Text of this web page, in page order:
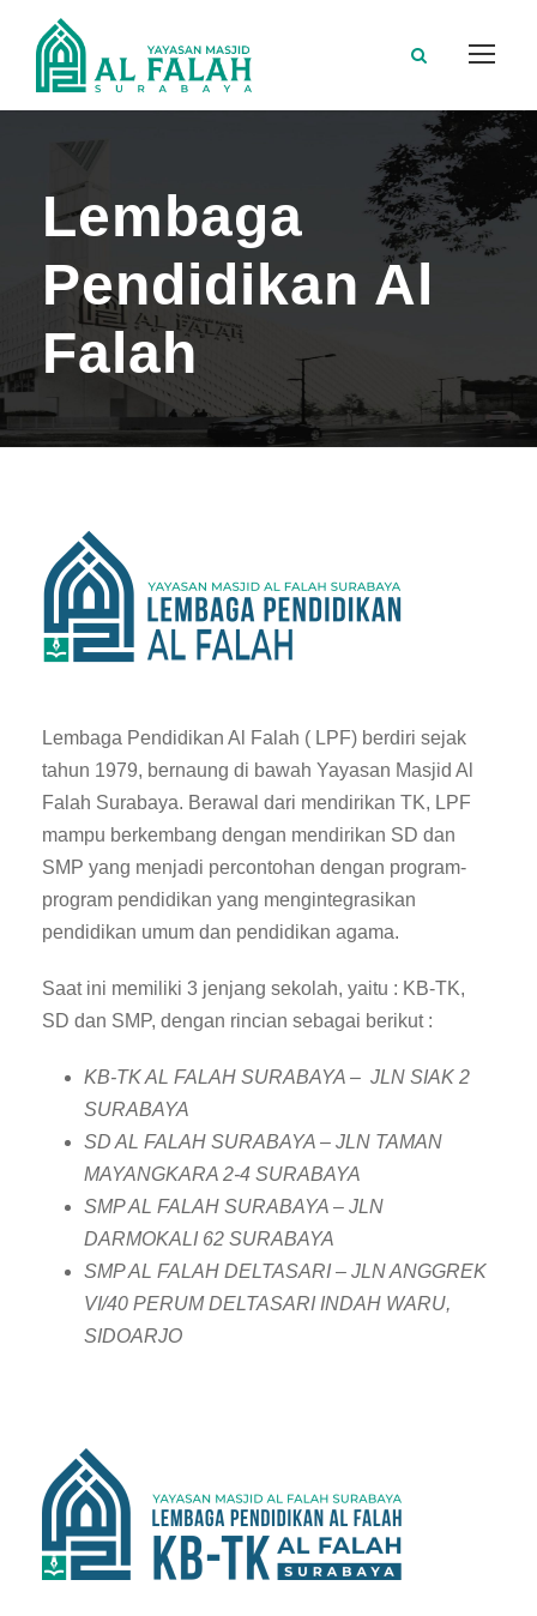
Lembaga
Pendidikan Al
Falah
Lembaga Pendidikan Al Falah ( LPF) berdiri sejak
tahun 1979, bernaung di bawah Yayasan Masjid Al
Falah Surabaya. Berawal dari mendirikan TK, LPF
mampu berkembang dengan mendirikan SD dan
SMP yang menjadi percontohan dengan program-
program pendidikan yang mengintegrasikan
pendidikan umum dan pendidikan agama.
Saat ini memiliki 3 jenjang sekolah, yaitu : KB-TK,
SD dan SMP, dengan rincian sebagai berikut :
KB-TK AL FALAH SURABAYA – JLN SIAK 2
SURABAYA
SD AL FALAH SURABAYA – JLN TAMAN
MAYANGKARA 2-4 SURABAYA
SMP AL FALAH SURABAYA – JLN
DARMOKALI 62 SURABAYA
SMP AL FALAH DELTASARI – JLN ANGGREK
VI/40 PERUM DELTASARI INDAH WARU,
SIDOARJO